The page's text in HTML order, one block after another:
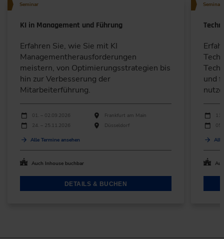
Seminar
KI in Management und Führung
Erfahren Sie, wie Sie mit KI
Managementherausforderungen
meistern, von Optimierungsstrategien bis
hin zur Verbesserung der
Mitarbeiterführung.
Durchführungen
Veranstaltungsdatum Veranstaltungsort
01. – 02.09.2026
Frankfurt am Main
24. – 25.11.2026
Düsseldorf
Alle Termine ansehen
Auch Inhouse buchbar
DETAILS & BUCHEN
Seminar
und
Alle